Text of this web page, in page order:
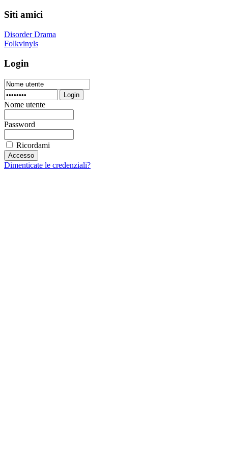
Siti amici
Disorder Drama
Folkvinyls
Login
Login
Nome utente
Password
Ricordami
Dimenticate le credenziali?